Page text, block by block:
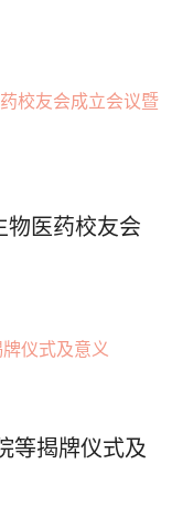
物医药校友会
等揭牌仪式及